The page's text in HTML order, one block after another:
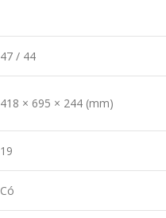
47 / 44
418 × 695 × 244 (mm)
19
Có